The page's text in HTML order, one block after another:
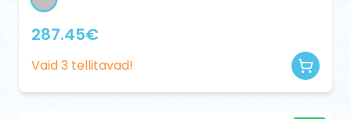
287.45€
Vaid3 tellitavad!